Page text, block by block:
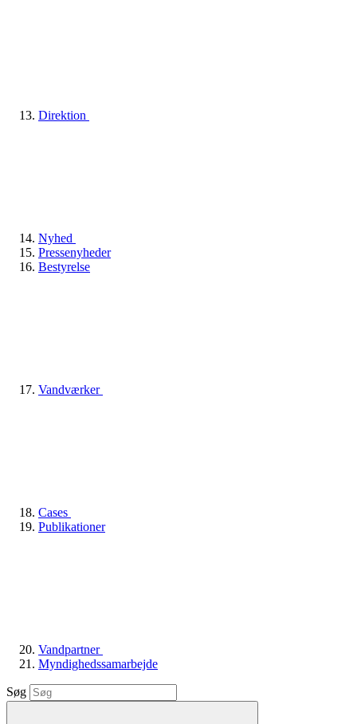
Direktion
Nyhed
Pressenyheder
Bestyrelse
Vandværker
Cases
Publikationer
Vandpartner
Myndighedssamarbejde
Søg